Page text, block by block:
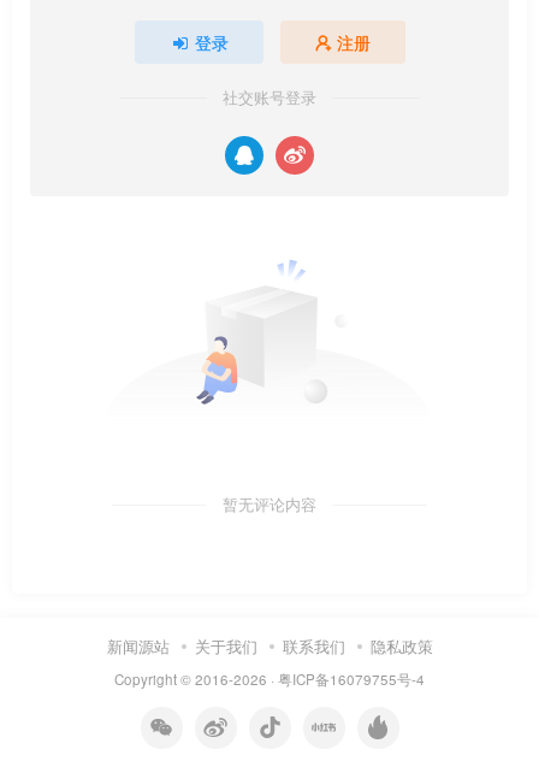
登录 注册
社交账号登录
暂无评论内容
新闻源站 关于我们 联系我们 隐私政策
Copyright © 2016-2026 · 粤ICP备16079755号-4